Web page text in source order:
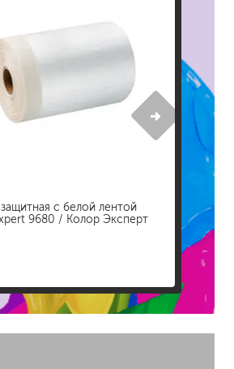
и напольных покрытий
с белой лентой
9680 / Колор Эксперт